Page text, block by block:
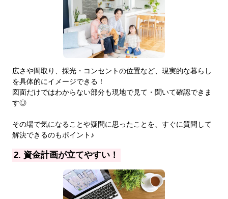
広さや間取り、採光・コンセントの位置など、現実的な暮らし
を具体的にイメージできる！
図面だけではわからない部分も現地で見て・聞いて確認できま
す◎
その場で気になることや疑問に思ったことを、すぐに質問して
解決できるのもポイント♪
2. 資金計画が立てやすい！